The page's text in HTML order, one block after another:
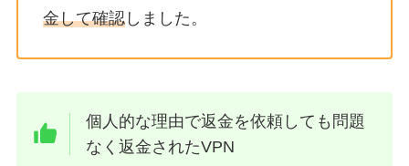
金して確認しました。
個人的な理由で返金を依頼しても問題
なく返金されたVPN